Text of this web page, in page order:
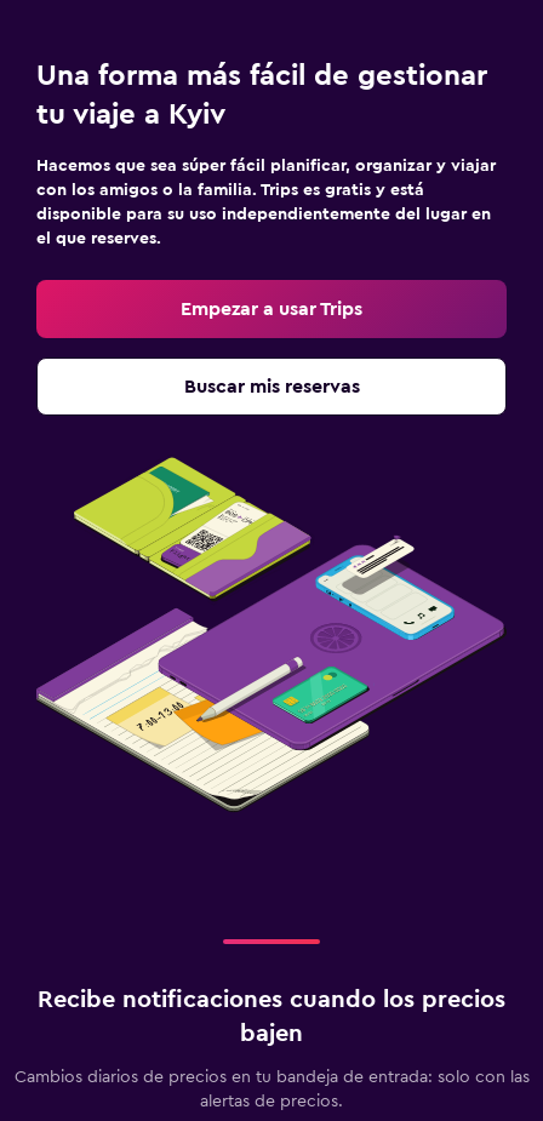
Una forma más fácil de gestionar
tu viaje a Kyiv
Hacemos que sea súper fácil planificar, organizar y viajar
con los amigos o la familia. Trips es gratis y está
disponible para su uso independientemente del lugar en
el que reserves.
Empezar a usar Trips
Buscar mis reservas
Recibe notificaciones cuando los precios
bajen
Cambios diarios de precios en tu bandeja de entrada: solo con las
alertas de precios.